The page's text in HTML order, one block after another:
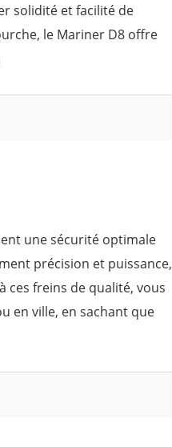
solidité et facilité de
le Mariner D8 offre
une sécurité optimale
précision et puissance,
ces freins de qualité, vous
en ville, en sachant que